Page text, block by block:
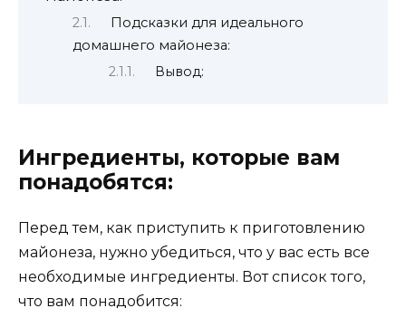
Подсказки для идеального
домашнего майонеза:
Вывод:
Ингредиенты, которые вам
понадобятся:
Перед тем, как приступить к приготовлению
майонеза, нужно убедиться, что у вас есть все
необходимые ингредиенты. Вот список того,
что вам понадобится: